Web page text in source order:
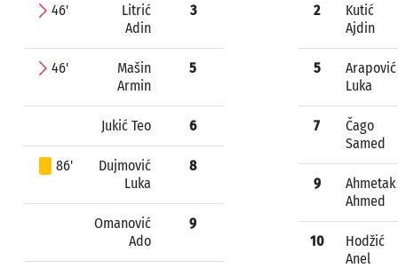
46'
Litrić
Adin
3
46'
Mašin
Armin
5
Jukić Teo 6
86'
Dujmović
Luka
8
Omanović
Ado
9
2
Kutić
Ajdin
5
Arapović
Luka
7
Čago
Samed
9
Ahmetak
Ahmed
10
Hodžić
Anel